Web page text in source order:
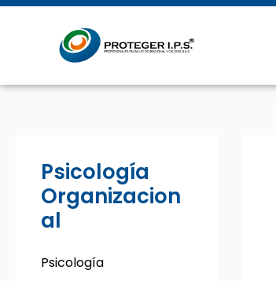
Ir
contenido
Psicología
Organizacion
al
Psicología